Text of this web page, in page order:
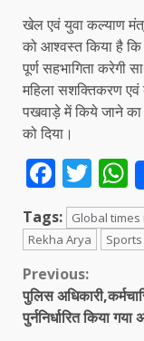
खेल एवं युवा कल्याण
को आश्वस्त किया है
पूर्ण सहभागिता करेगी
महिला सशक्तिकरण एवं
पखवाड़े में किये जाने का
को दिया।
Tags: Global times
Rekha Arya
Continue
Reading
Previous:
पुलिस
पुर्ननिर्धारित किया